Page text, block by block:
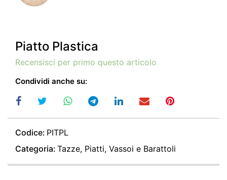
Piatto Plastica
Recensisci per primo questo articolo
Condividi anche su:
Codice: PITPL
Categoria: Tazze, Piatti, Vassoi e Barattoli